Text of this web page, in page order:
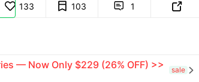
133 103  1 
— Now Only $229 (26% OFF) >>
sale 